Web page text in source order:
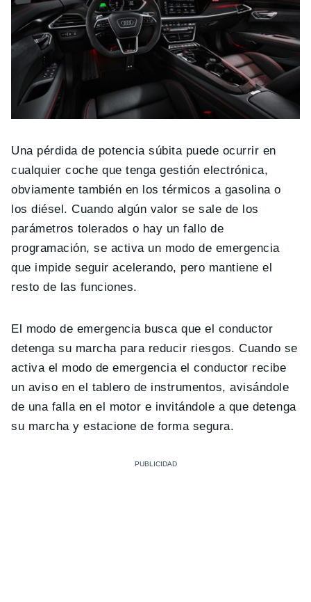
Una pérdida de potencia súbita puede ocurrir en
cualquier coche que tenga gestión electrónica,
obviamente también en los térmicos a gasolina o
los diésel. Cuando algún valor se sale de los
parámetros tolerados o hay un fallo de
programación, se activa un modo de emergencia
que impide seguir acelerando, pero mantiene el
resto de las funciones.
El modo de emergencia busca que el conductor
detenga su marcha para reducir riesgos. Cuando se
activa el modo de emergencia el conductor recibe
un aviso en el tablero de instrumentos, avisándole
de una falla en el motor e invitándole a que detenga
su marcha y estacione de forma segura.